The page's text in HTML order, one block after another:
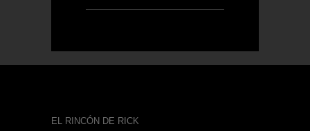
EL RINCÓN DE RICK